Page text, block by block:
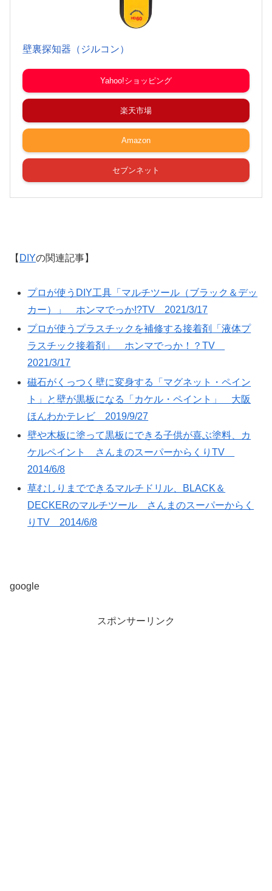
壁裏探知器（ジルコン）
Yahoo!ショッピング
楽天市場
Amazon
セブンネット
【 DIYの関連記事】
プロが使うDIY工具「マルチツール（ブラック＆デッ
カー）」 ホンマでっか!?TV 2021/3/17
プロが使うプラスチックを補修する接着剤「液体プ
ラスチック接着剤」 ホンマでっか！？TV
2021/3/17
磁石がくっつく壁に変身する「マグネット・ペイン
ト」と壁が黒板になる「カケル・ペイント」 大阪
ほんわかテレビ 2019/9/27
壁や木板に塗って黒板にできる子供が喜ぶ塗料、カ
ケルペイント さんまのスーパーからくりTV
2014/6/8
草むしりまでできるマルチドリル、BLACK＆
DECKERのマルチツール さんまのスーパーからく
りTV 2014/6/8
google
スポンサーリンク